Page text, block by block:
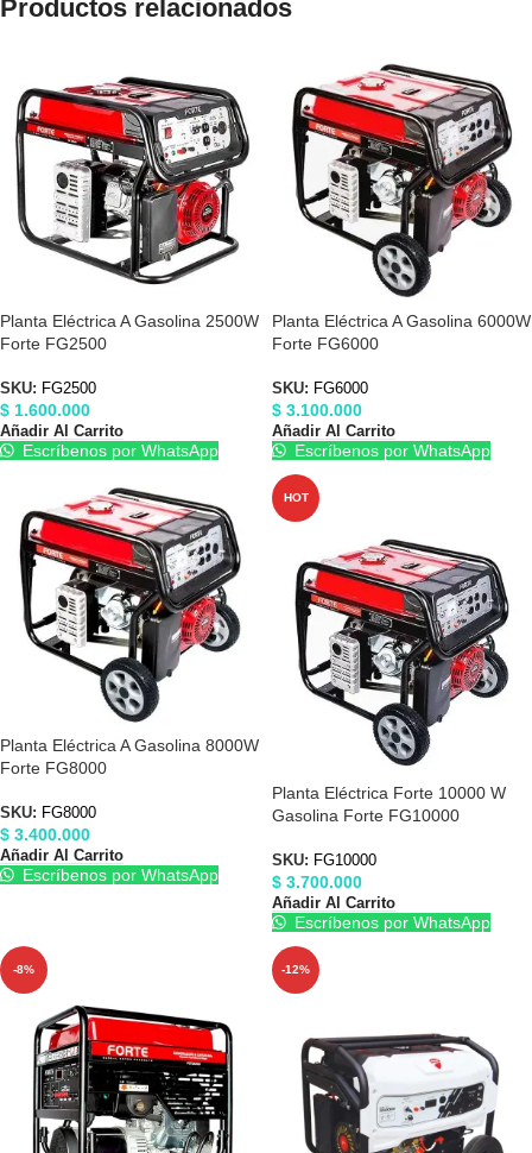
Productos relacionados
Planta Eléctrica A Gasolina 2500W
Forte FG2500
SKU: FG2500
$ 1.600.000
Añadir Al Carrito
Escríbenos por WhatsApp
Planta Eléctrica A Gasolina 6000W
Forte FG6000
SKU: FG6000
$ 3.100.000
Añadir Al Carrito
Escríbenos por WhatsApp
Planta Eléctrica A Gasolina 8000W
Forte FG8000
SKU: FG8000
$ 3.400.000
Añadir Al Carrito
Escríbenos por WhatsApp
HOT
Planta Eléctrica Forte 10000 W
Gasolina Forte FG10000
SKU: FG10000
$ 3.700.000
Añadir Al Carrito
Escríbenos por WhatsApp
-8% -12%